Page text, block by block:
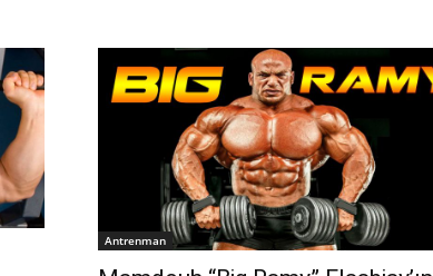
Antrenman